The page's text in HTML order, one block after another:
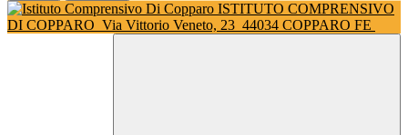
ISTITUTO COMPRENSIVO
DI COPPARO Via Vittorio Veneto, 23 44034 COPPARO FE